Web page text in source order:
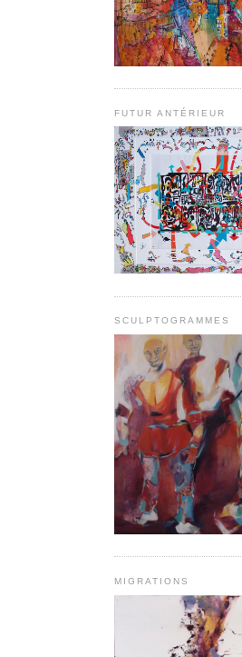
FUTUR ANTÉRIEUR
SCULPTOGRAMMES
MIGRATIONS